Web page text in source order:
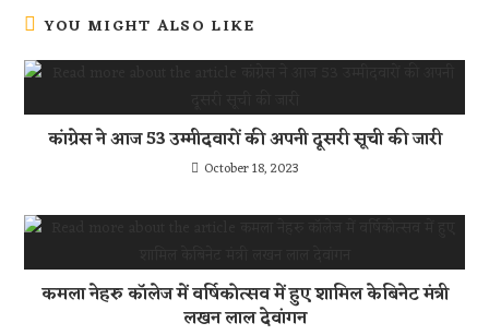
YOU MIGHT ALSO LIKE
कांग्रेस ने आज 53 उम्मीदवारों की अपनी दूसरी सूची की जारी
October 18, 2023
कमला नेहरु कॉलेज में वर्षिकोत्सव में हुए शामिल केबिनेट मंत्री
लखन लाल देवांगन